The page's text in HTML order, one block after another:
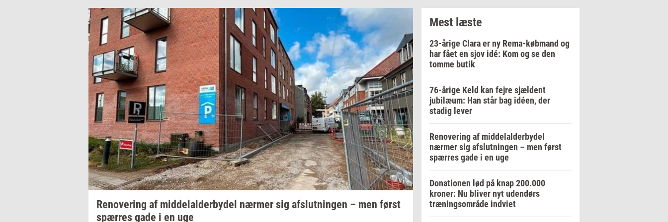
Renove­ring af mid­delal­der­by­del nær­mer sig af­slut­nin­gen – men først
spær­res gade i en uge
Mest læste
23-årige Clara er ny Rema-købmand og
har fået en sjov idé: Kom og se den
tomme butik
76-årige Keld kan fejre sjældent
jubilæum: Han står bag idéen, der
stadig lever
Renovering af middelalderbydel
nærmer sig afslutningen – men først
spærres gade i en uge
Donationen lød på knap 200.000
kroner: Nu bliver nyt udendørs
træningsområde indviet